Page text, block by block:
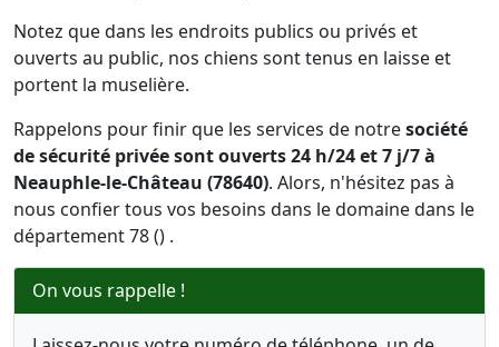
Notez que dans les endroits publics ou privés et
ouverts au public, nos chiens sont tenus en laisse et
portent la muselière.
Rappelons pour finir que les services de notresociété
de sécurité privée sont ouverts 24 h/24 et 7 j/7 à
Neauphle-le-Château (78640). Alors, n'hésitez pas à
nous confier tous vos besoins dans le domaine dans le
département 78 () .
On vous rappelle !